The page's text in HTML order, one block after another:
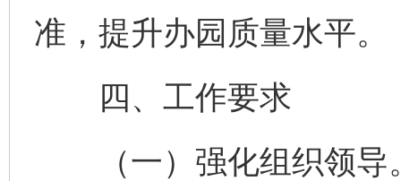
准，提升办园质量水平。
四、工作要求
（一）强化组织领导